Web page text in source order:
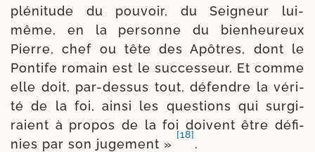
plé­ni­tude du pou­voir, du Seigneur lui-​
même, en la per­sonne du bien­heu­reux
Pierre, chef ou tête des Apôtres, dont le
Pontife romain est le suc­ces­seur. Et comme
elle doit, par-​dessus tout, défendre la véri­
té de la foi, ain­si les ques­tions qui sur­gi­
raient à pro­pos de la foi doivent être défi­
nies par son juge­ment »
[18]
.